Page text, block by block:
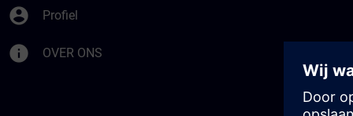
account_circle Profiel
info OVER ONS